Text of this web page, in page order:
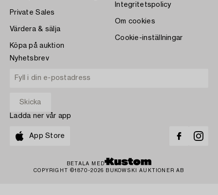
Private Sales
Värdera & sälja
Köpa på auktion
Integritetspolicy
Om cookies
Cookie-inställningar
Nyhetsbrev
Ladda ner vår app
App Store
BETALA MED
COPYRIGHT ©1870-2026 BUKOWSKI AUKTIONER AB